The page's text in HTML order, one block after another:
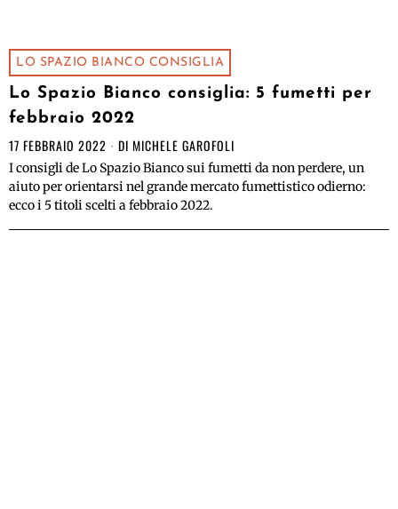
LO SPAZIO BIANCO CONSIGLIA
Lo Spazio Bianco consiglia: 5 fumetti per
febbraio 2022
17 FEBBRAIO 2022 DI MICHELE GAROFOLI
I consigli de Lo Spazio Bianco sui fumetti da non perdere, un
aiuto per orientarsi nel grande mercato fumettistico odierno:
ecco i 5 titoli scelti a febbraio 2022.